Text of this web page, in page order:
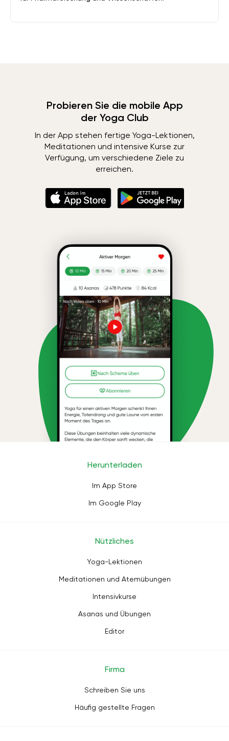
Probieren Sie die mobile App
der Yoga Club
In der App stehen fertige Yoga-Lektionen,
Meditationen und intensive Kurse zur
Verfügung, um verschiedene Ziele zu
erreichen.
Herunterladen
Im App Store
Im Google Play
Nützliches
Yoga-Lektionen
Meditationen und Atemübungen
Intensivkurse
Asanas und Übungen
Editor
Firma
Schreiben Sie uns
Häufig gestellte Fragen